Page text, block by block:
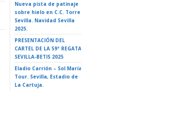
Nueva pista de patinaje
sobre hielo en C.C. Torre
Sevilla. Navidad Sevilla
2025.
PRESENTACIÓN DEL
CARTEL DE LA 59ª REGATA
SEVILLA-BETIS 2025
Eladio Carrión – Sol María
Tour. Sevilla, Estadio de
La Cartuja.